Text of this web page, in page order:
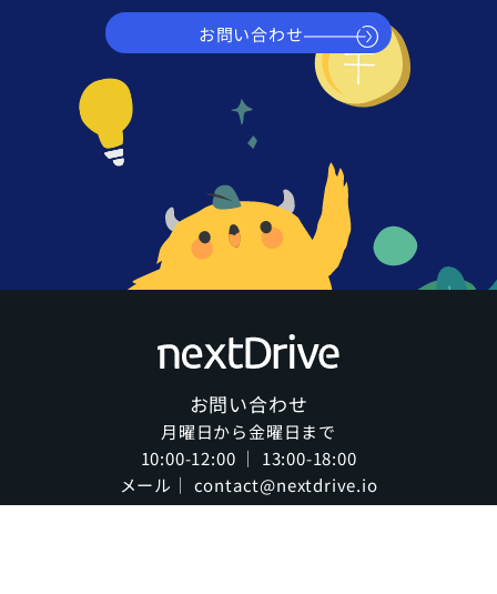
お問い合わせ
お問い合わせ
月曜日から金曜日まで
10:00-12:00 ｜ 13:00-18:00
メール｜ contact@nextdrive.io